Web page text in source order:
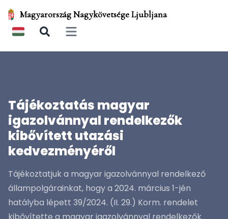
Magyarország Nagykövetsége Ljubljana
Open main menu
Tájékoztatás magyar
igazolvánnyal rendelkezők
kibővített utazási
kedvezményéről
Tájékoztatjuk a magyar igazolvánnyal rendelkező
állampolgárainkat, hogy a 2024. március 1-jén
hatályba lépett 39/2024. (II. 29.) Korm. rendelet